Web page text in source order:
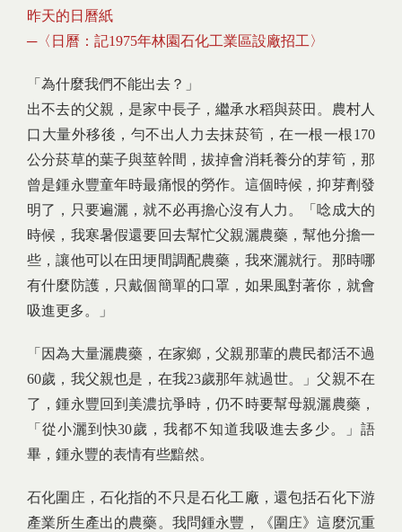
昨天的日曆紙
─〈日曆：記1975年林園石化工業區設廠招工〉
「為什麼我們不能出去？」
出不去的父親，是家中長子，繼承水稻與菸田。農村人
口大量外移後，勻不出人力去抹菸筍，在一根一根170
公分菸草的葉子與莖幹間，拔掉會消耗養分的芽筍，那
曾是鍾永豐童年時最痛恨的勞作。這個時候，抑芽劑發
明了，只要遍灑，就不必再擔心沒有人力。「唸成大的
時候，我寒暑假還要回去幫忙父親灑農藥，幫他分擔一
些，讓他可以在田埂間調配農藥，我來灑就行。那時哪
有什麼防護，只戴個簡單的口罩，如果風對著你，就會
吸進更多。」
「因為大量灑農藥，在家鄉，父親那輩的農民都活不過
60歲，我父親也是，在我23歲那年就過世。」父親不在
了，鍾永豐回到美濃抗爭時，仍不時要幫母親灑農藥，
「從小灑到快30歲，我都不知道我吸進去多少。」語
畢，鍾永豐的表情有些黯然。
石化圍庄，石化指的不只是石化工廠，還包括石化下游
產業所生產出的農藥。我問鍾永豐，《圍庄》這麼沉重